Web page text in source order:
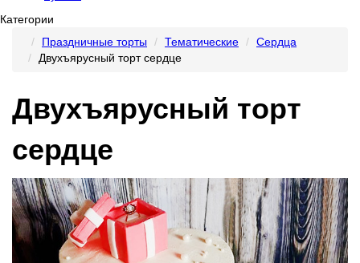
Категории
Праздничные торты
Тематические
Сердца
Двухъярусный торт сердце
Двухъярусный торт
сердце